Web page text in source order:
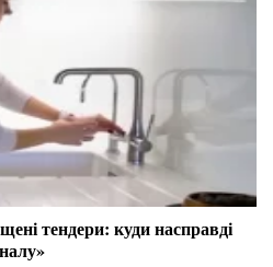
тендери: куди насправді